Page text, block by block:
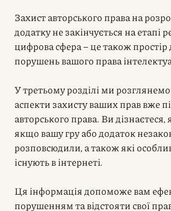
Захист авторського права на
додатку не закінчується на етапі
цифрова сфера – це також
порушень вашого права
У третьому розділі ми
аспекти захисту ваших прав вже
авторського права. Ви дізнаєтеся,
якщо вашу гру або додаток
розповсюдили, а також які
існують в інтернеті.
Ця інформація допоможе вам
порушенням та відстояти свої